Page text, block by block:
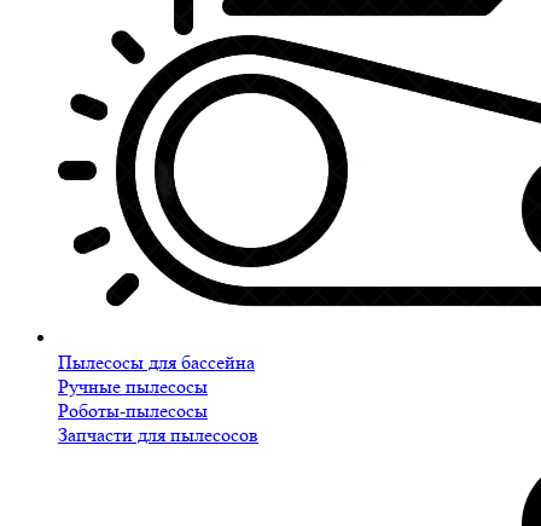
Пылесосы для бассейна
Ручные пылесосы
Роботы-пылесосы
Запчасти для пылесосов